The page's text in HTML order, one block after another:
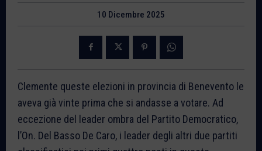
10 Dicembre 2025
Clemente queste elezioni in provincia di Benevento le
aveva già vinte prima che si andasse a votare. Ad
eccezione del leader ombra del Partito Democratico,
l’On. Del Basso De Caro, i leader degli altri due partiti